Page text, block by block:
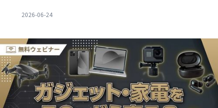
2026-06-24